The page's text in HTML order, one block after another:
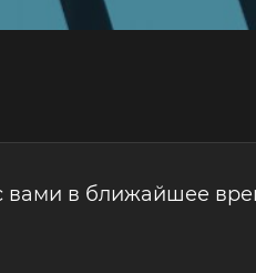
вами в ближайшее